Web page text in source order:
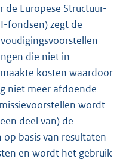
de Europese Structuur-
fondsen) zegt de
die niet in
kosten waardoor
niet meer afdoende
wordt
deel van) de
basis van resultaten
en wordt het gebruik